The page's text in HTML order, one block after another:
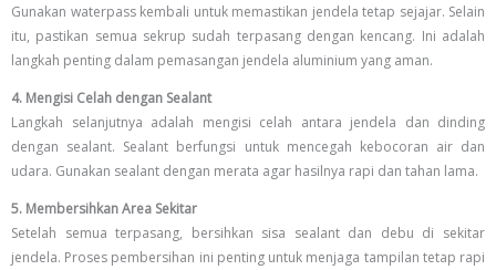
Gunakan waterpass kembali untuk memastikan jendela tetap sejajar. Selain
itu, pastikan semua sekrup sudah terpasang dengan kencang. Ini adalah
langkah penting dalam pemasangan jendela aluminium yang aman.
4. Mengisi Celah dengan Sealant
Langkah selanjutnya adalah mengisi celah antara jendela dan dinding
dengan sealant. Sealant berfungsi untuk mencegah kebocoran air dan
udara. Gunakan sealant dengan merata agar hasilnya rapi dan tahan lama.
5. Membersihkan Area Sekitar
Setelah semua terpasang, bersihkan sisa sealant dan debu di sekitar
jendela. Proses pembersihan ini penting untuk menjaga tampilan tetap rapi